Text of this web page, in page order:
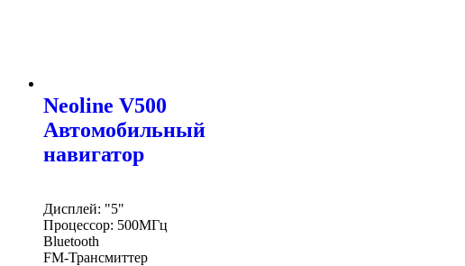
Neoline V500
Автомобильный
навигатор
Дисплей: "5"
Процессор: 500МГц
Bluetooth
FM-Трансмиттер